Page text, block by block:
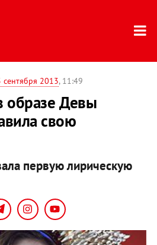
сентября 2013, 11:49
образе Девы
свою
первую лирическую